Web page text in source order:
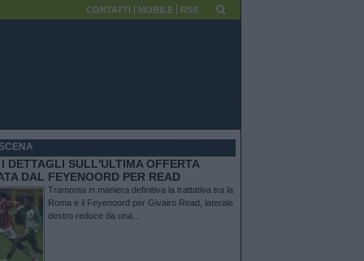
CONTATTI MOBILE RSS
DETTAGLI SULL'ULTIMA OFFERTA
DAL FEYENOORD PER READ
Tramonta in maniera definitiva la trattativa tra la
Roma e il Feyenoord per Givairo Read, laterale
destro reduce da una...